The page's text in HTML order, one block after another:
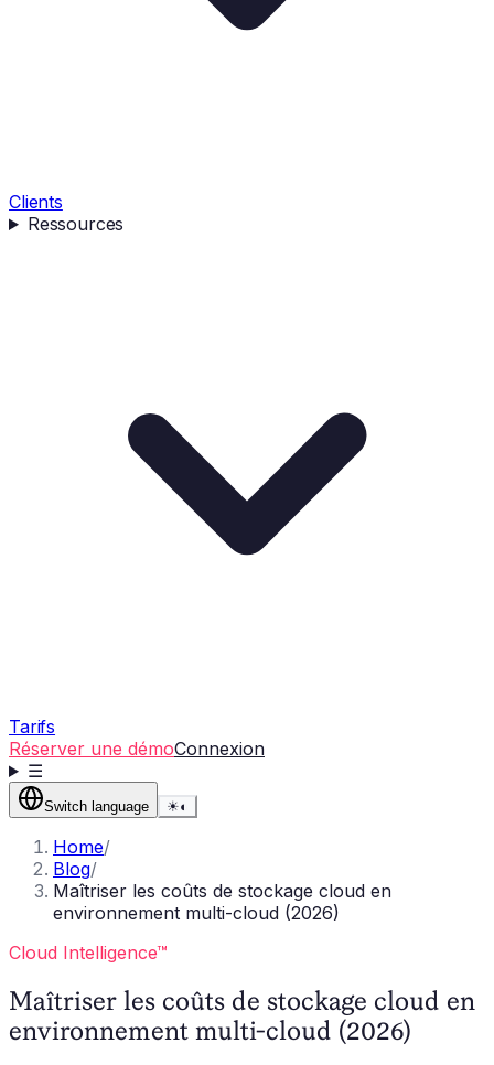
Clients
Ressources
Tarifs
Réserver une démoConnexion
☰
Switch language ☀◐
Home/
Blog/
Maîtriser les coûts de stockage cloud en
environnement multi-cloud (2026)
Cloud Intelligence™
Maîtriser les coûts de stockage cloud en
environnement multi-cloud (2026)